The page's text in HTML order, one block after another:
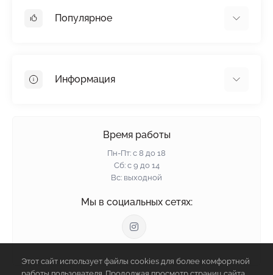
Популярное
Пенопласт
Информация
Политика конфиденциальности
Карта сайта
Время работы
Пн-Пт: с 8 до 18
Сб: с 9 до 14
Вс: выходной
Мы в социальных сетях:
Этот сайт использует файлы cookies для более комфортной